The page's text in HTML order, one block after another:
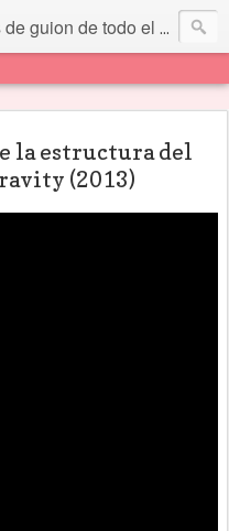
de todo el mundo... Y más.
la estructura del
(2013)